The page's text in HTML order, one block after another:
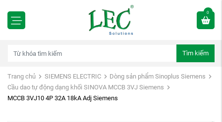
0
Tìm kiếm
Trang chủ SIEMENS ELECTRIC
Dòng sản phẩm Sinoplus Siemens
Cầu dao tự động dạng khối SINOVA MCCB 3VJ Siemens
MCCB 3VJ10 4P 32A 18kA Adj Siemens